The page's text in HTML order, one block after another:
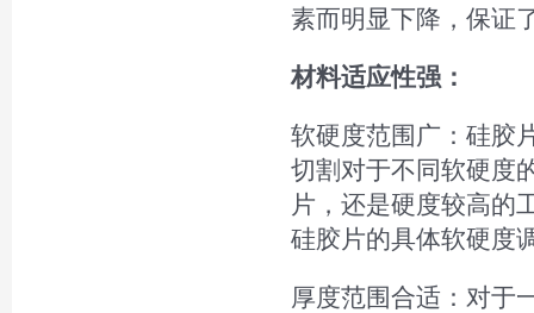
素而明显下降，保证
材料适应性强：
软硬度范围广：硅胶
切割对于不同软硬度
片，还是硬度较高的
硅胶片的具体软硬度
厚度范围合适：对于